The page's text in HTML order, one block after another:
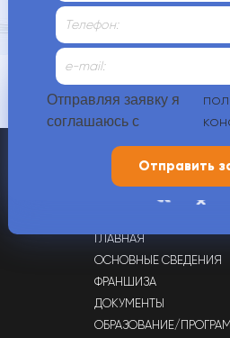
г. Рязань, ул.
Отправляя заявку я
соглашаюсь с
ГЛАВНАЯ
ОСНОВНЫЕ СВЕДЕНИЯ
ФРАНШИЗА
ДОКУМЕНТЫ
ОБРАЗОВАНИЕ/